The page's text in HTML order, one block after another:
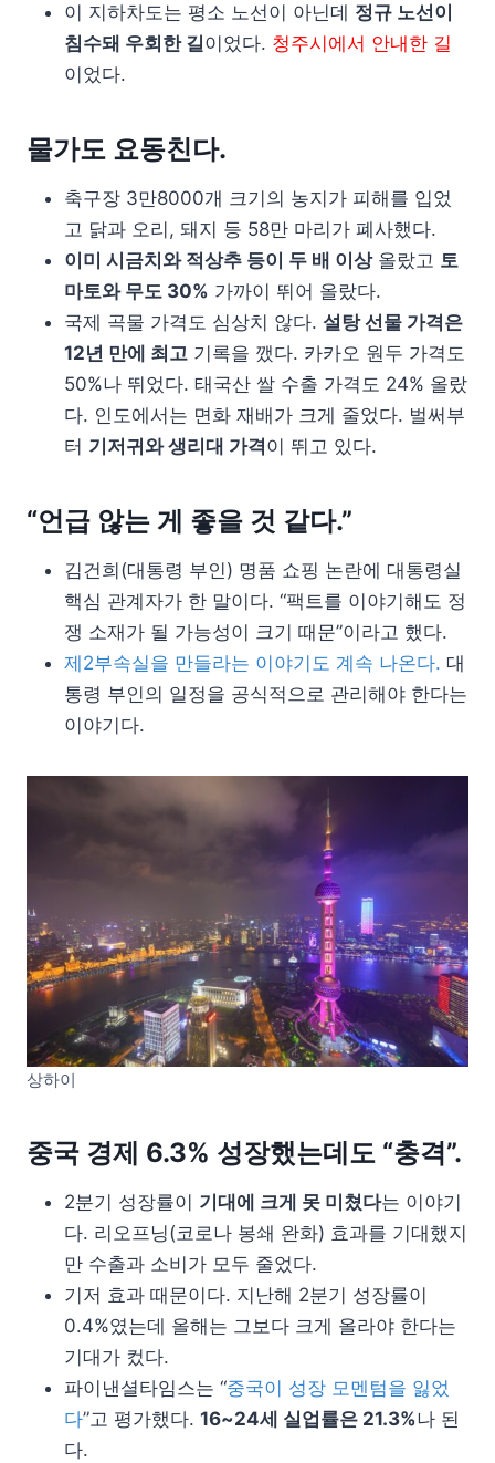
이 지하차도는 평소 노선이 아닌데 정규 노선이
침수돼 우회한 길이었다. 청주시에서 안내한 길
이었다.
물가도 요동친다.
축구장 3만8000개 크기의 농지가 피해를 입었
고 닭과 오리, 돼지 등 58만 마리가 폐사했다.
이미 시금치와 적상추 등이 두 배 이상올랐고 토
마토와 무도 30% 가까이 뛰어 올랐다.
국제 곡물 가격도 심상치 않다. 설탕 선물 가격은
12년 만에 최고 기록을 깼다. 카카오 원두 가격도
50%나 뛰었다. 태국산 쌀 수출 가격도 24% 올랐
다. 인도에서는 면화 재배가 크게 줄었다. 벌써부
터 기저귀와 생리대 가격이 뛰고 있다.
“언급 않는 게 좋을 것 같다.”
김건희(대통령 부인) 명품 쇼핑 논란에 대통령실
핵심 관계자가 한 말이다. “팩트를 이야기해도 정
쟁 소재가 될 가능성이 크기 때문”이라고 했다.
제2부속실을 만들라는 이야기도 계속 나온다. 대
통령 부인의 일정을 공식적으로 관리해야 한다는
이야기다.
상하이
중국 경제 6.3% 성장했는데도 “충격”.
2분기 성장률이 기대에 크게 못 미쳤다는 이야기
다. 리오프닝(코로나 봉쇄 완화) 효과를 기대했지
만 수출과 소비가 모두 줄었다.
기저 효과 때문이다. 지난해 2분기 성장률이
0.4%였는데 올해는 그보다 크게 올라야 한다는
기대가 컸다.
파이낸셜타임스는 “중국이 성장 모멘텀을 잃었
다”고 평가했다. 16~24세 실업률은 21.3%나 된
다.